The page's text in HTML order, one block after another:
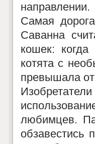
направлении.
Самая
Саванна
кошек:
котята с
превышала
любимцев.
обзавестись